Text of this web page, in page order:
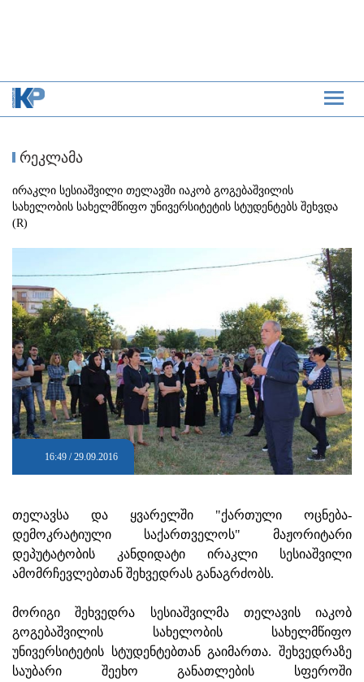
რეკლამა
ირაკლი სესიაშვილი თელავში იაკობ გოგებაშვილის
სახელობის სახელმწიფო უნივერსიტეტის სტუდენტებს შეხვდა
(R)
16:49 / 29.09.2016
თელავსა და ყვარელში "ქართული ოცნება-
დემოკრატიული საქართველოს" მაჟორიტარი
დეპუტატობის კანდიდატი ირაკლი სესიაშვილი
ამომრჩევლებთან შეხვედრას განაგრძობს.
მორიგი შეხვედრა სესიაშვილმა თელავის იაკობ
გოგებაშვილის სახელობის სახელმწიფო
უნივერსიტეტის სტუდენტებთან გაიმართა. შეხვედრაზე
საუბარი შეეხო განათლების სფეროში